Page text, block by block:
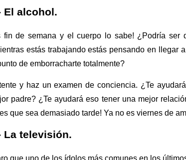
El alcohol.
fin de semana y el cuerpo lo sabe! ¿Podría ser
estás trabajando estás pensando en llegar
de emborracharte totalmente?
y haz un examen de conciencia. ¿Te
padre? ¿Te ayudará eso tener una mejor
que sea demasiado tarde! Ya no es viernes de
La televisión.